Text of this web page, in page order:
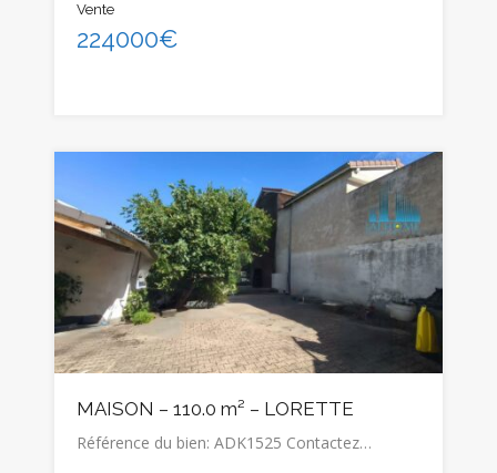
Vente
224000€
MAISON – 110.0 m² – LORETTE
Référence du bien: ADK1525 Contactez…